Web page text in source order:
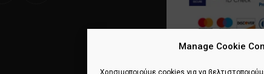
Manage Cookie
Χρησιμοποιούμε cookies για να